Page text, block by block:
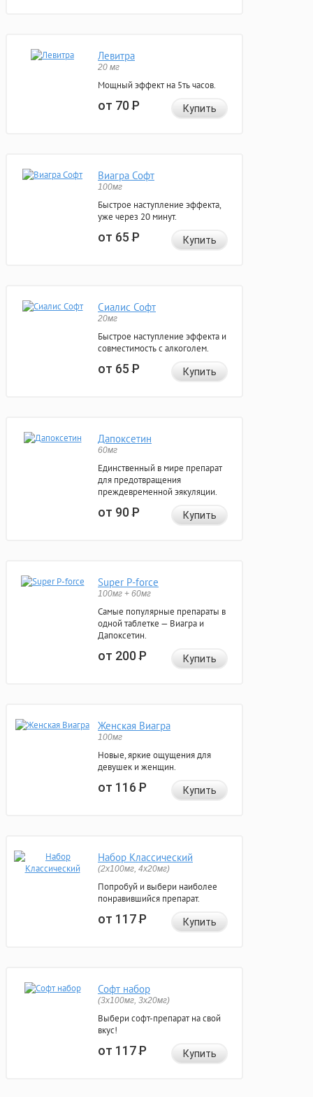
Левитра
20 мг
Мощный эффект на 5ть часов.
от 70Р Купить
Виагра Софт
100мг
Быстрое наступление эффекта,
уже через 20 минут.
от 65Р Купить
Сиалис Софт
20мг
Быстрое наступление эффекта и
совместимость с алкоголем.
от 65Р Купить
Дапоксетин
60мг
Единственный в мире препарат
для предотвращения
преждевременной эякуляции.
от 90Р Купить
Super P-force
100мг + 60мг
Самые популярные препараты в
одной таблетке — Виагра и
Дапоксетин.
от 200Р Купить
Женская Виагра
100мг
Новые, яркие ощущения для
девушек и женщин.
от 116Р Купить
Набор Классический
(2x100мг, 4x20мг)
Попробуй и выбери наиболее
понравившийся препарат.
от 117Р Купить
Софт набор
(3x100мг, 3x20мг)
Выбери софт-препарат на свой
вкус!
от 117Р Купить